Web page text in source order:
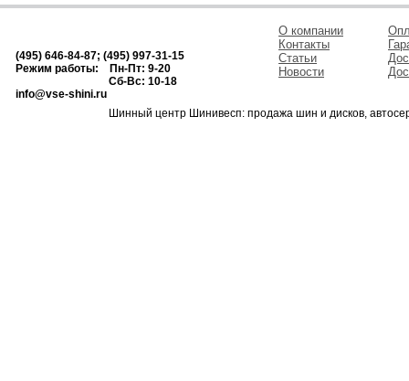
(495) 646-84-87; (495) 997-31-15
Режим работы: Пн-Пт: 9-20
Сб-Вс: 10-18
info@vse-shini.ru
О компании
Контакты
Статьи
Новости
Шинный центр Шинивесп: продажа шин и дисков,